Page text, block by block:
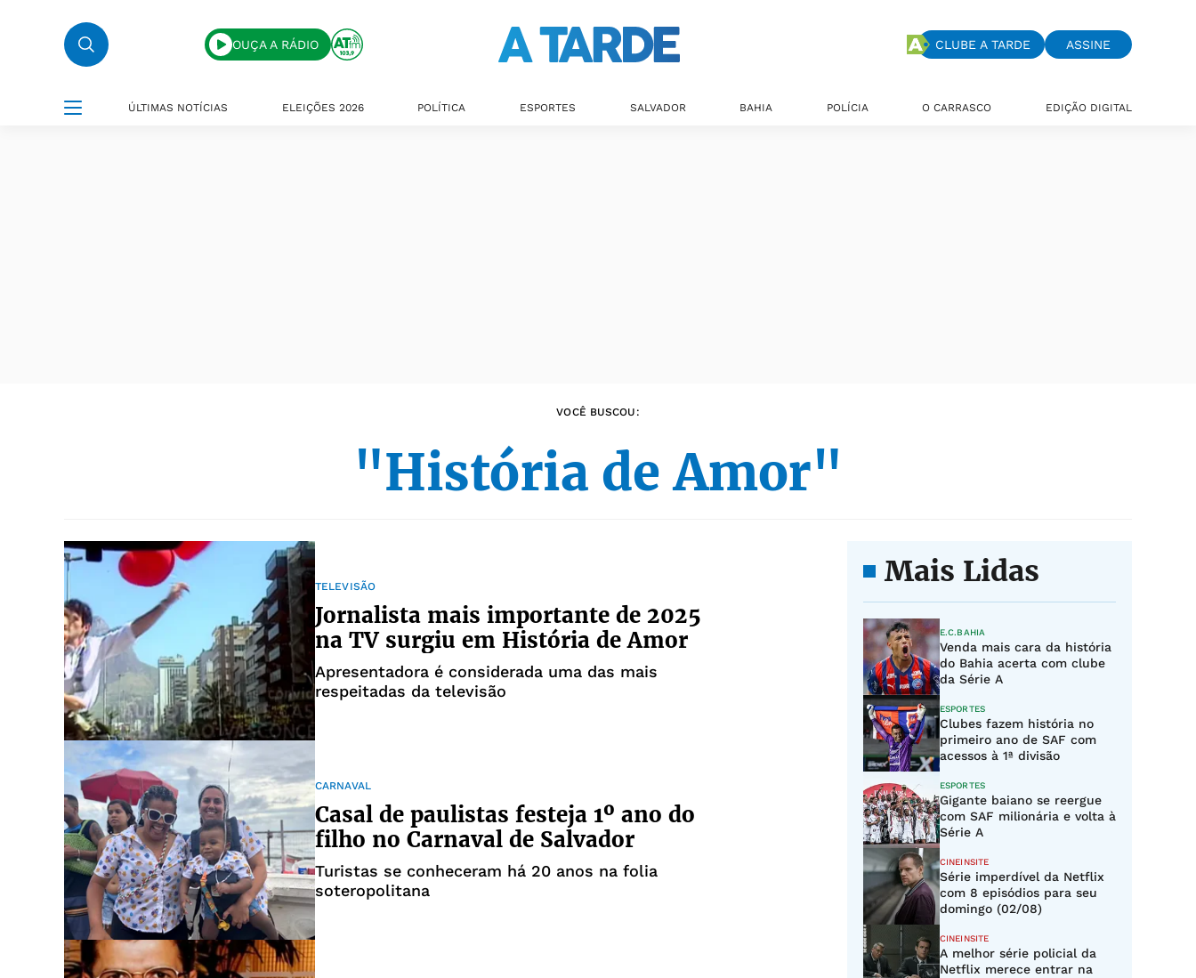
OUÇA A RÁDIO CLUBE A TARDE ASSINE
ÚLTIMAS NOTÍCIAS ELEIÇÕES 2026 POLÍTICA ESPORTES SALVADOR BAHIA POLÍCIA O CARRASCO EDIÇÃO DIGITAL
VOCÊ BUSCOU:
"História de Amor"
TELEVISÃO
Jornalista mais importante de 2025
na TV surgiu em História de Amor
Apresentadora é considerada uma das mais
respeitadas da televisão
CARNAVAL
Casal de paulistas festeja 1º ano do
filho no Carnaval de Salvador
Turistas se conheceram há 20 anos na folia
soteropolitana
Mais Lidas
E.C.BAHIA
Venda mais cara da história
do Bahia acerta com clube
da Série A
ESPORTES
Clubes fazem história no
primeiro ano de SAF com
acessos à 1ª divisão
ESPORTES
Gigante baiano se reergue
com SAF milionária e volta à
Série A
CINEINSITE
Série imperdível da Netflix
com 8 episódios para seu
domingo (02/08)
CINEINSITE
A melhor série policial da
Netflix merece entrar na